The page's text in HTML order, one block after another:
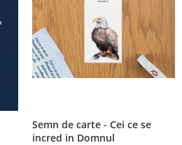
Semn de carte - Cei ce se
incred in Domnul